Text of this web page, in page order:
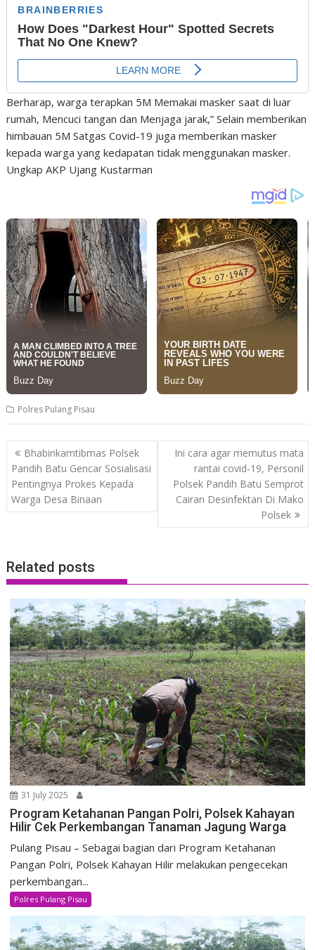
Berharap, warga terapkan 5M Memakai masker saat di luar
rumah, Mencuci tangan dan Menjaga jarak,” Selain memberikan
himbauan 5M Satgas Covid-19 juga memberikan masker
kepada warga yang kedapatan tidak menggunakan masker.
Ungkap AKP Ujang Kustarman
Polres Pulang Pisau
Post
navigation
Bhabinkamtibmas Polsek
Pandih Batu Gencar Sosialisasi
Pentingnya Prokes Kepada
Warga Desa Binaan
Ini cara agar memutus mata
rantai covid-19, Personil
Polsek Pandih Batu Semprot
Cairan Desinfektan Di Mako
Polsek
Related posts
31 July 2025
Program Ketahanan Pangan Polri, Polsek Kahayan
Hilir Cek Perkembangan Tanaman Jagung Warga
Pulang Pisau – Sebagai bagian dari Program Ketahanan
Pangan Polri, Polsek Kahayan Hilir melakukan pengecekan
perkembangan...
Polres Pulang Pisau